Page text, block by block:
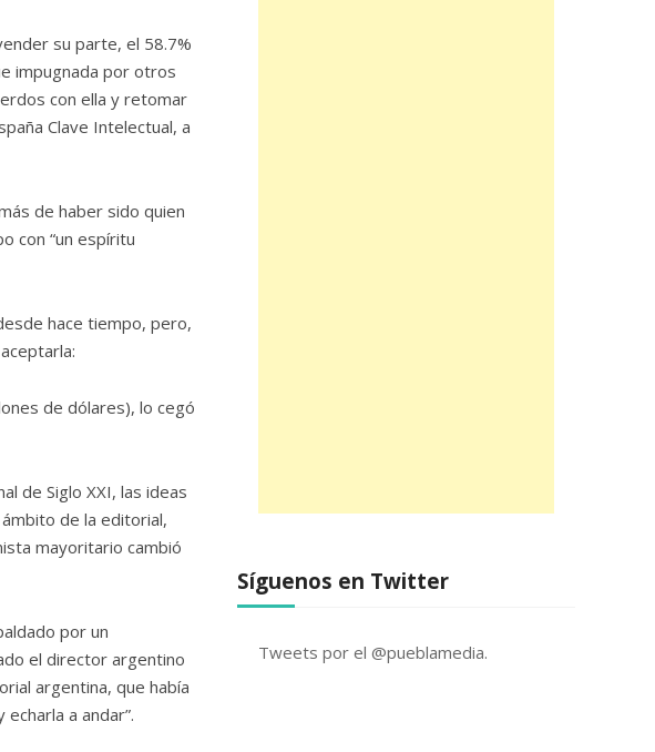
su parte, el 58.7%
impugnada por otros
con ella y retomar
Clave Intelectual, a
de haber sido quien
con “un espíritu
hace tiempo, pero,
de dólares), lo cegó
de Siglo XXI, las ideas
de la editorial,
mayoritario cambió
por un
el director argentino
argentina, que había
a andar”.
Síguenos en Twitter
Tweets por el @pueblamedia.